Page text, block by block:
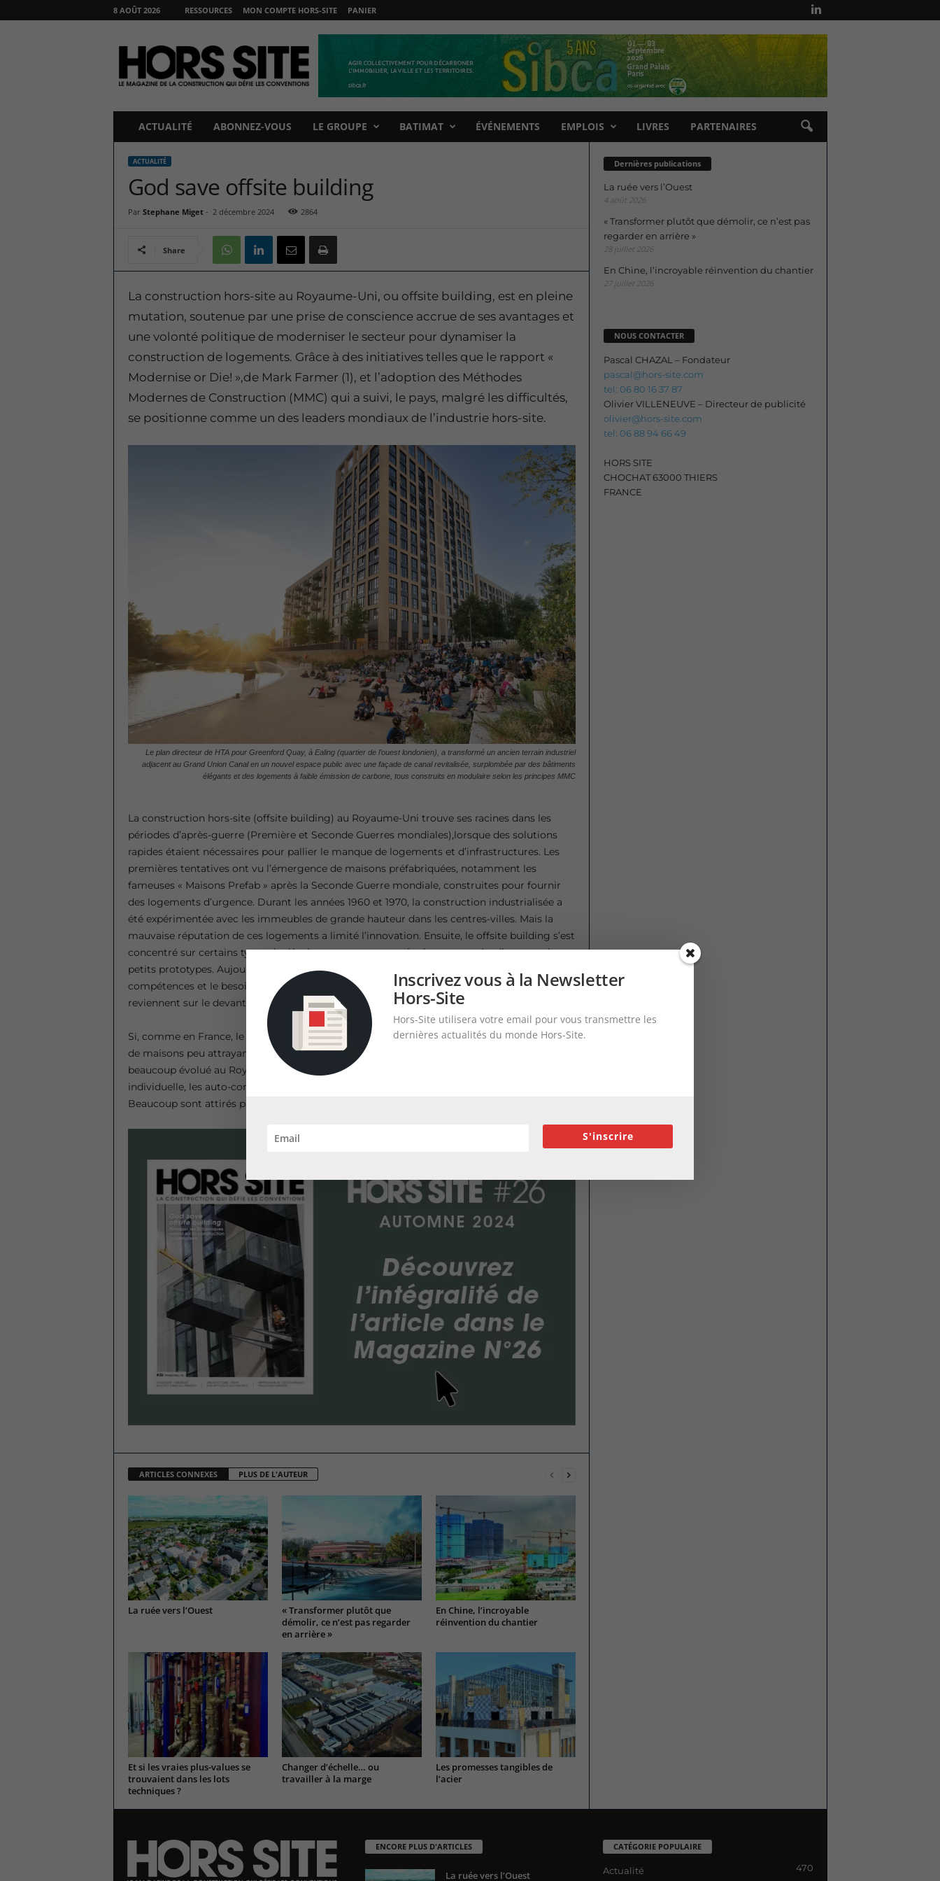
8 AOÛT 2026 RESSOURCES MON COMPTE HORS-SITE PANIER
O
ACTUALITÉ ABONNEZ-VOUS LE GROUPE BATIMAT ÉVÉNEMENTS EMPLOIS LIVRES PARTENAIRES
ACTUALITÉ
God save offsite building
Par Stephane Miget- 2 décembre 2024 2864
Share
La construction hors-site au Royaume-Uni, ou offsite building, est en pleine
mutation, soutenue par une prise de conscience accrue de ses avantages et
une volonté politique de moderniser le secteur pour dynamiser la
construction de logements. Grâce à des initiatives telles que le rapport «
Modernise or Die! »,de Mark Farmer (1), et l’adoption des Méthodes
Modernes de Construction (MMC) qui a suivi, le pays, malgré les difficultés,
se positionne comme un des leaders mondiaux de l’industrie hors-site.
Le plan directeur de HTA pour Greenford Quay, à Ealing (quartier de l’ouest londonien), a transformé un ancien terrain industriel
adjacent au Grand Union Canal en un nouvel espace public avec une façade de canal revitalisée, surplombée par des bâtiments
élégants et des logements à faible émission de carbone, tous construits en modulaire selon les principes MMC
La construction hors-site (offsite building) au Royaume-Uni trouve ses racines dans les
périodes d’après-guerre (Première et Seconde Guerres mondiales),lorsque des solutions
rapides étaient nécessaires pour pallier le manque de logements et d’infrastructures. Les
premières tentatives ont vu l’émergence de maisons préfabriquées, notamment les
fameuses « Maisons Prefab » après la Seconde Guerre mondiale, construites pour fournir
des logements d’urgence. Durant les années 1960 et 1970, la construction industrialisée a
été expérimentée avec les immeubles de grande hauteur dans les centres-villes. Mais la
mauvaise réputation de ces logements a limité l’innovation. Ensuite, le offsite building s’est
concentré sur certains types de développement, comme les logements étudiants ou de
petits prototypes. Aujourd’hui, entre la demande urgente de logements, les pénuries de
compétences et le besoin de sécurité, les techniques de construction non traditionnelles
reviennent sur le devant de la scène.
Si, comme en France, le terme « préfabriqué » évoque encore des images de bâtiments et
de maisons peu attrayants, la construction hors-site, avec un peu d’avance, a en revanche
beaucoup évolué au Royaume-Uni. Étonnamment, dans le secteur de la maison
individuelle, les auto-constructeurs ont adopté les maisons préfabriquées ou modulaires.
Beaucoup sont attirés par…
ARTICLES CONNEXES PLUS DE L'AUTEUR
La ruée vers l’Ouest
« Transformer plutôt que
démolir, ce n’est pas regarder
en arrière »
En Chine, l’incroyable
réinvention du chantier
Et si les vraies plus-values se
trouvaient dans les lots
techniques ?
Changer d’échelle… ou
travailler à la marge
Les promesses tangibles de
l’acier
Dernières publications
La ruée vers l’Ouest
4 août 2026
« Transformer plutôt que démolir, ce n’est pas
regarder en arrière »
28 juillet 2026
En Chine, l’incroyable réinvention du chantier
27 juillet 2026
NOUS CONTACTER
Pascal CHAZAL – Fondateur
pascal@hors-site.com
tel: 06 80 16 37 87
Olivier VILLENEUVE – Directeur de publicité
olivier@hors-site.com
tel: 06 88 94 66 49
HORS SITE
CHOCHAT 63000 THIERS
FRANCE
ENCORE PLUS D'ARTICLES
La ruée vers l’Ouest
CATÉGORIE POPULAIRE
Actualité 470
Inscrivez vous à la Newsletter
Hors-Site
Hors-Site utilisera votre email pour vous transmettre les
dernières actualités du monde Hors-Site.
S'inscrire